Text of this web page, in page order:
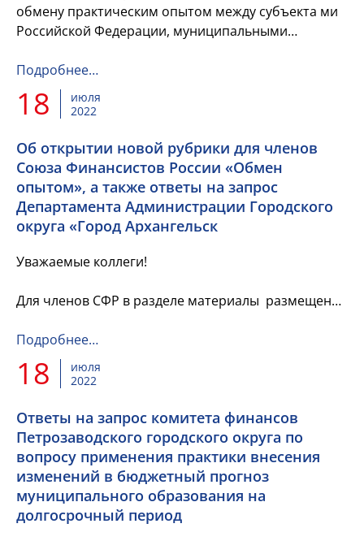
обмену практическим опытом между субъекта ми
Российской Федерации, муниципальными
практического применения положений нормат...
Подробнее…
18
июля
2022
Об открытии новой рубрики для членов
Союза Финансистов России «Обмен
опытом», а также ответы на запрос
Департамента Администрации Городского
округа «Город Архангельск
Уважаемые коллеги!
Для членов СФР в разделе материалы размещена
членов Союза Финансистов России «Обмен
опытом», а также ответы на запрос
Департамента...
Подробнее…
18
июля
2022
Ответы на запрос комитета финансов
Петрозаводского городского округа по
вопросу применения практики внесения
изменений в бюджетный прогноз
муниципального образования на
долгосрочный период